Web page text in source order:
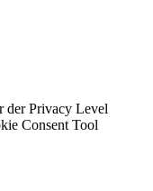
der Privacy Level
Consent Tool